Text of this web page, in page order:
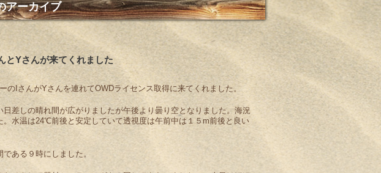
アーカイブ
Yさんが来てくれました
IさんがYさんを連れてOWDライセンス取得に来てくれました。
差しの晴れ間が広がりましたが午後より曇り空となりました。海況
。水温は24℃前後と安定していて透視度は午前中は１５m前後と良い
ある９時にしました。